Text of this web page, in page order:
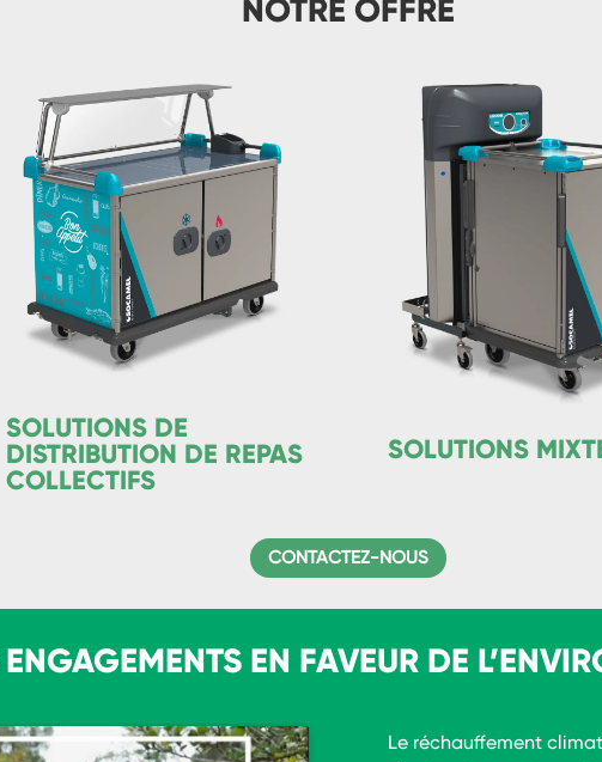
NOTRE OFFRE
SOLUTIONS DE
DISTRIBUTION DE REPAS
COLLECTIFS
SOLUTIONS
CONTACTEZ-NOUS
EN FAVEUR DE
Le réchauffement